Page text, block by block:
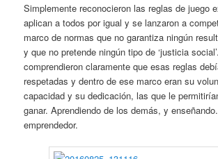
Simplemente reconocieron las reglas de juego
aplican a todos por igual y se lanzaron a
marco de normas que no garantiza ningún
y que no pretende ningún tipo de ‘justicia
comprendieron claramente que esas reglas
respetadas y dentro de ese marco eran su
capacidad y su dedicación, las que le
ganar. Aprendiendo de los demás, y
emprendedor.